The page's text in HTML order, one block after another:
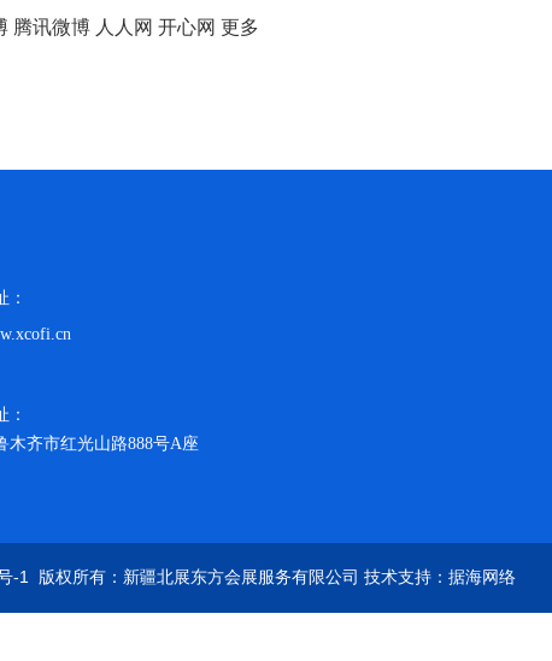
腾讯微博 人人网 开心网 更多
：
：
木齐市红光山路888号A座
-1 版权所有：新疆北展东方会展服务有限公司 技术支持：据海网络